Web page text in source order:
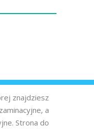
znajdziesz
a
Strona do